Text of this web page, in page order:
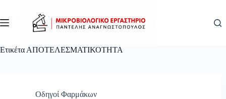
περιεχόμενο
Ετικέτα ΑΠΟΤΕΛΕΣΜΑΤΙΚΟΤΗΤΑ
Οδηγοί Φαρμάκων